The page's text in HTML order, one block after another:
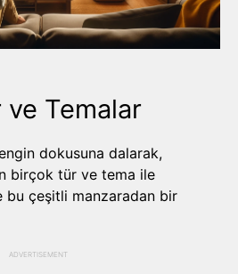
ve Temalar
dokusuna dalarak,
birçok tür ve tema ile
bu çeşitli manzaradan bir
ADVERTISEMENT